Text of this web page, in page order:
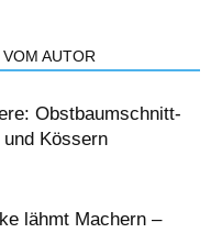
AUTOR
Obstbaumschnitt-
Kössern
lähmt Machern –